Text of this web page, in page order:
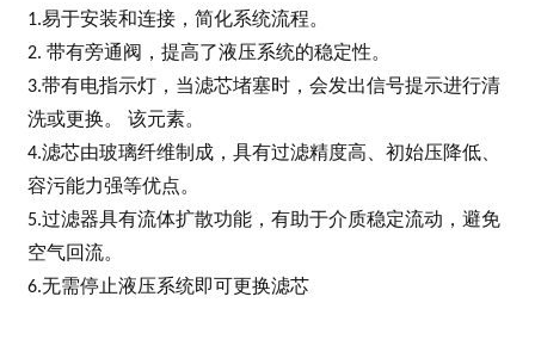
1.易于安装和连接，简化系统流程。
2. 带有旁通阀，提高了液压系统的稳定性。
3.带有电指示灯，当滤芯堵塞时，会发出信号提示进行清
洗或更换。
该元素。
4.滤芯由玻璃纤维制成，具有过滤精度高、初始压降低、
容污能力强等优点。
5.过滤器具有流体扩散功能，有助于介质稳定流动，避免
空气回流。
6.无需停止液压系统即可更换滤芯